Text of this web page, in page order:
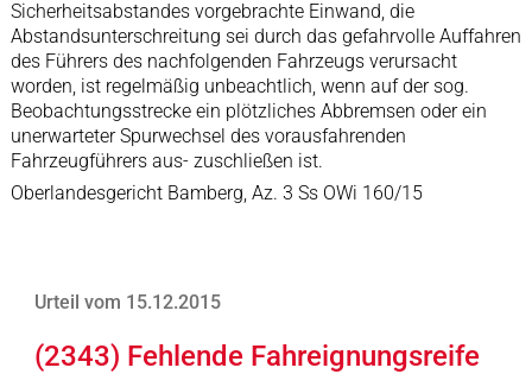
Sicherheitsabstandes vorgebrachte Einwand, die
Abstandsunterschreitung sei durch das gefahrvolle Auffahren
des Führers des nachfolgenden Fahrzeugs verursacht
worden, ist regelmäßig unbeachtlich, wenn auf der sog.
Beobachtungsstrecke ein plötzliches Abbremsen oder ein
unerwarteter Spurwechsel des vorausfahrenden
Fahrzeugführers aus- zuschließen ist.
Oberlandesgericht Bamberg, Az. 3 Ss OWi 160/15
Urteil vom 15.12.2015
(2343) Fehlende Fahreignungsreife